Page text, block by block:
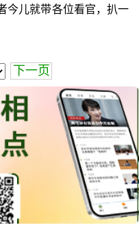
今儿就带各位看官，扒一
下一页